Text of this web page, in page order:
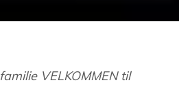
VELKOMMEN til